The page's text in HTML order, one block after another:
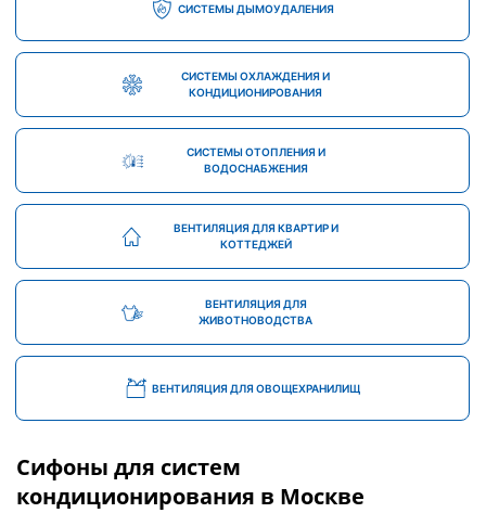
СИСТЕМЫ ДЫМОУДАЛЕНИЯ
СИСТЕМЫ ОХЛАЖДЕНИЯ И
КОНДИЦИОНИРОВАНИЯ
СИСТЕМЫ ОТОПЛЕНИЯ И
ВОДОСНАБЖЕНИЯ
ВЕНТИЛЯЦИЯ ДЛЯ КВАРТИР И
КОТТЕДЖЕЙ
ВЕНТИЛЯЦИЯ ДЛЯ
ЖИВОТНОВОДСТВА
ВЕНТИЛЯЦИЯ ДЛЯ ОВОЩЕХРАНИЛИЩ
Сифоны для систем
кондиционирования в Москве